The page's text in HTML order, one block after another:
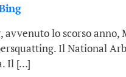
avvenuto lo scorso
Il National
Il […]